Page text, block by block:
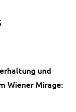
und
Wiener Mirage: